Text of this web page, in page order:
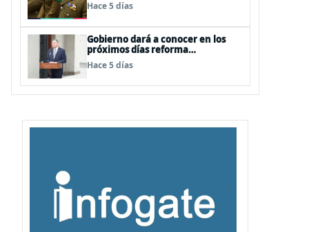
funciones
Hace 5 días
Gobierno dará a conocer en los
próximos días reforma
constitucional enfocada a la
seguridad
Hace 5 días